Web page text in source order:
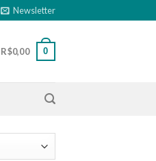
Newsletter
R$0,00 0